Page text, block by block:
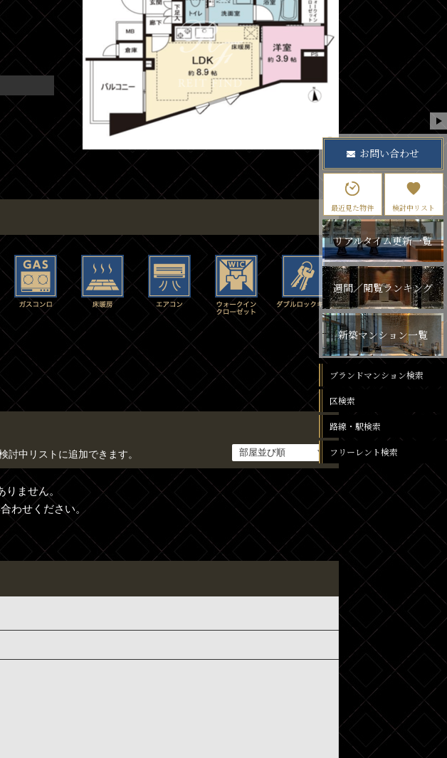
討中リストに追加できます。
ません。
わせください。
お問い合わせ
最近見た物件 検討中リスト
リアルタイム更新一覧
週間／閲覧ランキング
新築マンション一覧
ブランドマンション検索
区検索
路線・駅検索
フリーレント検索